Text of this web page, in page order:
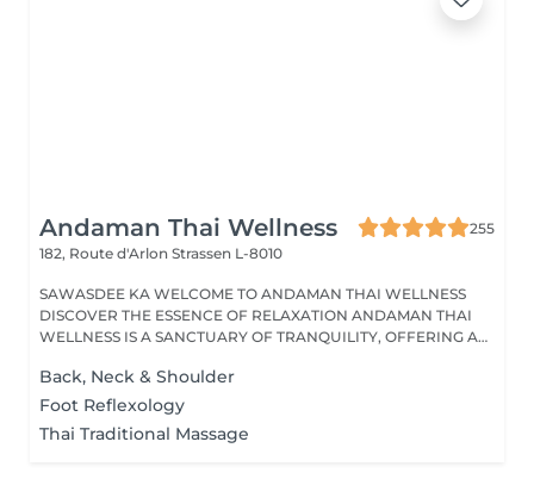
Andaman Thai Wellness
255
182, Route d'Arlon Strassen L-8010
SAWASDEE KA WELCOME TO ANDAMAN THAI WELLNESS
DISCOVER THE ESSENCE OF RELAXATION ANDAMAN THAI
WELLNESS IS A SANCTUARY OF TRANQUILITY, OFFERING A
Back, Neck & Shoulder
Foot Reflexology
Thai Traditional Massage